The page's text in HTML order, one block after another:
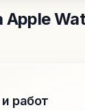
Apple
работ